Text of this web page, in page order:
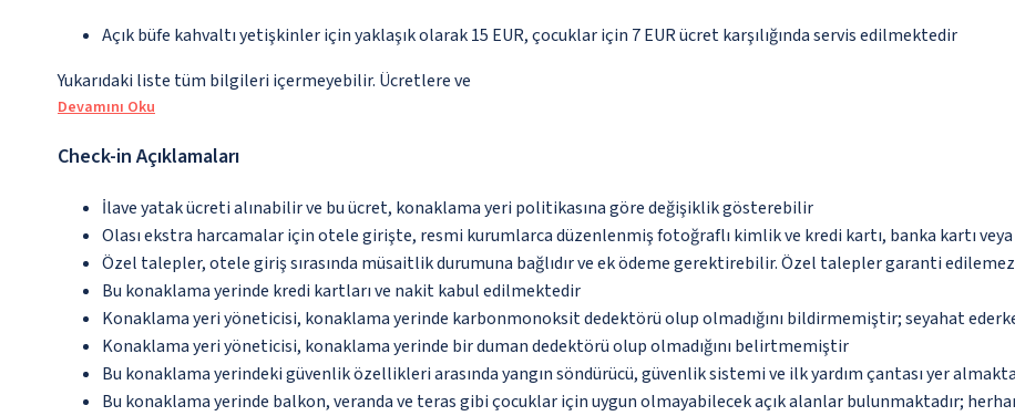
Açık büfe kahvaltı yetişkinler için yaklaşık olarak 15 EUR, çocuklar için 7 EUR ücret karşılığında servis edilmektedir
Yukarıdaki liste tüm bilgileri içermeyebilir. Ücretlere ve
Devamını Oku
Check-in Açıklamaları
İlave yatak ücreti alınabilir ve bu ücret, konaklama yeri politikasına göre değişiklik gösterebilir
Olası ekstra harcamalar için otele girişte, resmi kurumlarca düzenlenmiş fotoğraflı kimlik ve kredi kartı, banka kartı
Özel talepler, otele giriş sırasında müsaitlik durumuna bağlıdır ve ek ödeme gerektirebilir. Özel talepler garanti edilemez
Bu konaklama yerinde kredi kartları ve nakit kabul edilmektedir
Konaklama yeri yöneticisi, konaklama yerinde karbonmonoksit dedektörü olup olmadığını bildirmemiştir; seyahat
Konaklama yeri yöneticisi, konaklama yerinde bir duman dedektörü olup olmadığını belirtmemiştir
Bu konaklama yerindeki güvenlik özellikleri arasında yangın söndürücü, güvenlik sistemi ve ilk yardım çantası yer
Bu konaklama yerinde balkon, veranda ve teras gibi çocuklar için uygun olmayabilecek açık alanlar bulunmaktadır;